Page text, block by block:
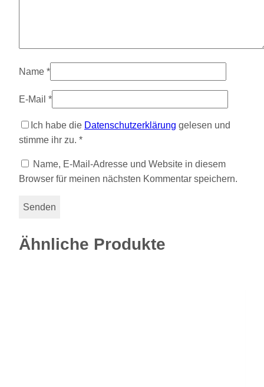
Name *
E-Mail *
Ich habe die Datenschutzerklärung gelesen und
stimme ihr zu. *
Name, E-Mail-Adresse und Website in diesem
Browser für meinen nächsten Kommentar speichern.
Ähnliche Produkte